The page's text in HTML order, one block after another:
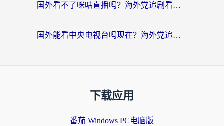
国外看不了咪咕直播吗？海外党追剧看片的加速器选择指南
国外能看中央电视台吗现在？海外党追剧看央视的实用指南
下载应用
番茄 Windows PC电脑版